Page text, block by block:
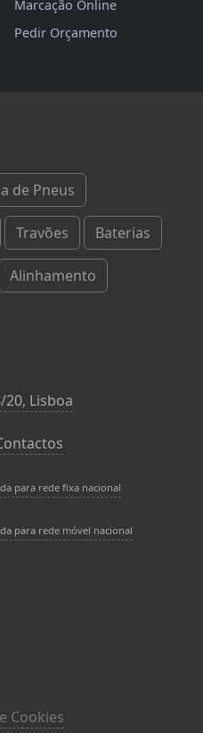
Marcação Online
Pedir Orçamento
de Pneus
Travões Baterias
Alinhamento
20, Lisboa
para rede fixa nacional
para rede móvel nacional
Cookies